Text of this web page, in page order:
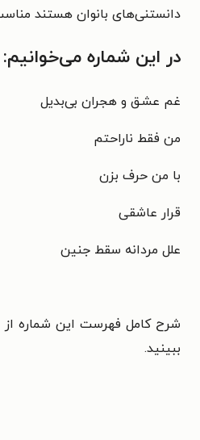
دانستنی‌های بانوان هستند
در این شماره می‌خوانیم:
غم عشـق و هجران بى‌بدیل
من فقط ناراحتم
با من حرف بزن
قرار عاشقی
علل مردانه سقط جنین
شرح کامل فهرست این شماره از
ببینید.